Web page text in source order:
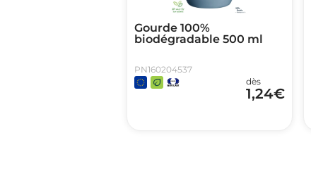
Gourde 100%
biodégradable 500 ml
PN160204537
dès
1,24€